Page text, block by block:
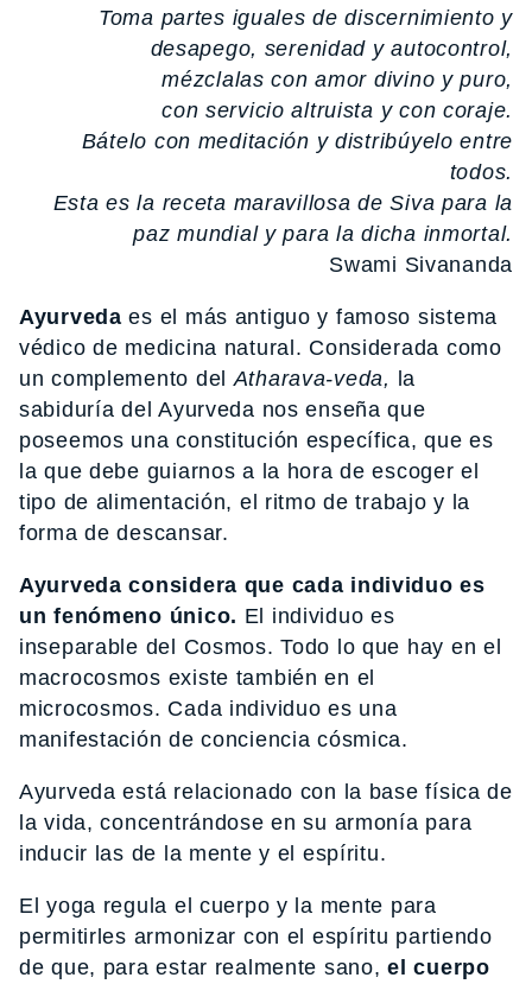
Toma partes iguales de discernimiento y
desapego, serenidad y autocontrol,
mézclalas con amor divino y puro,
con servicio altruista y con coraje.
Bátelo con meditación y distribúyelo entre
todos.
Esta es la receta maravillosa de Siva para la
paz mundial y para la dicha inmortal.
Swami Sivananda
Ayurveda es el más antiguo y famoso sistema
védico de medicina natural. Considerada como
un complemento del Atharava-veda, la
sabiduría del Ayurveda nos enseña que
poseemos una constitución específica, que es
la que debe guiarnos a la hora de escoger el
tipo de alimentación, el ritmo de trabajo y la
forma de descansar.
Ayurveda considera que cada individuo es
un fenómeno único. El individuo es
inseparable del Cosmos. Todo lo que hay en el
macrocosmos existe también en el
microcosmos. Cada individuo es una
manifestación de conciencia cósmica.
Ayurveda está relacionado con la base física de
la vida, concentrándose en su armonía para
inducir las de la mente y el espíritu.
El yoga regula el cuerpo y la mente para
permitirles armonizar con el espíritu partiendo
de que, para estar realmente sano,el cuerpo